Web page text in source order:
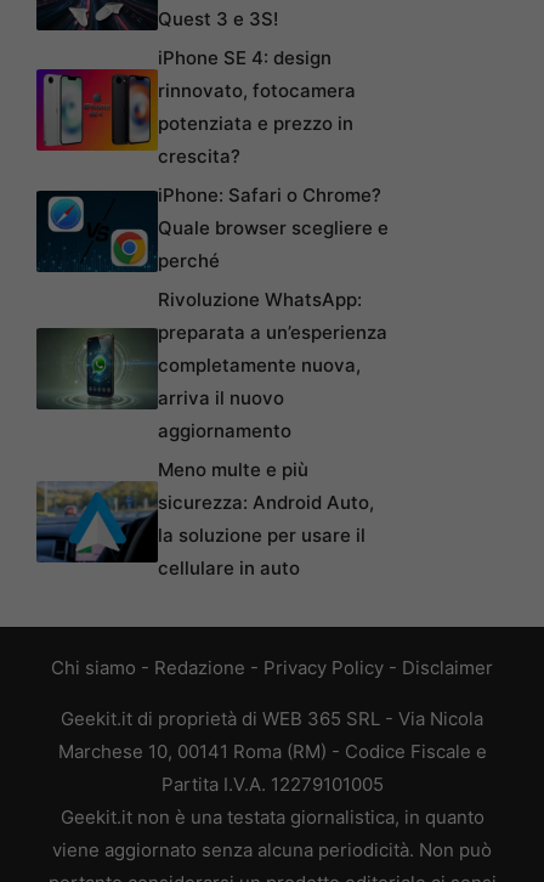
Quest 3 e 3S!
iPhone SE 4: design
rinnovato, fotocamera
potenziata e prezzo in
crescita?
iPhone: Safari o Chrome?
Quale browser scegliere e
perché
Rivoluzione WhatsApp:
preparata a un’esperienza
completamente nuova,
arriva il nuovo
aggiornamento
Meno multe e più
sicurezza: Android Auto,
la soluzione per usare il
cellulare in auto
Chi siamo - Redazione - Privacy Policy - Disclaimer
Geekit.it di proprietà di WEB 365 SRL - Via Nicola
Marchese 10, 00141 Roma (RM) - Codice Fiscale e
Partita I.V.A. 12279101005
Geekit.it non è una testata giornalistica, in quanto
viene aggiornato senza alcuna periodicità. Non può